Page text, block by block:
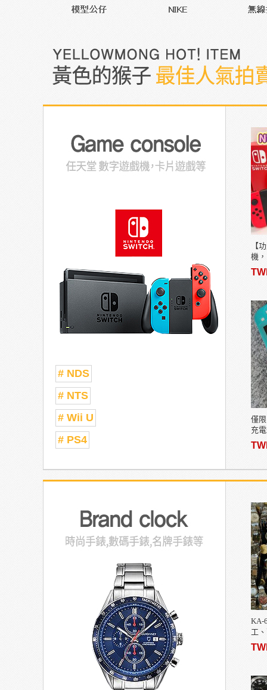
# NDS
# NTS
# Wii U
# PS4
【
機
僅
充
功
KA-
工
品
- 大